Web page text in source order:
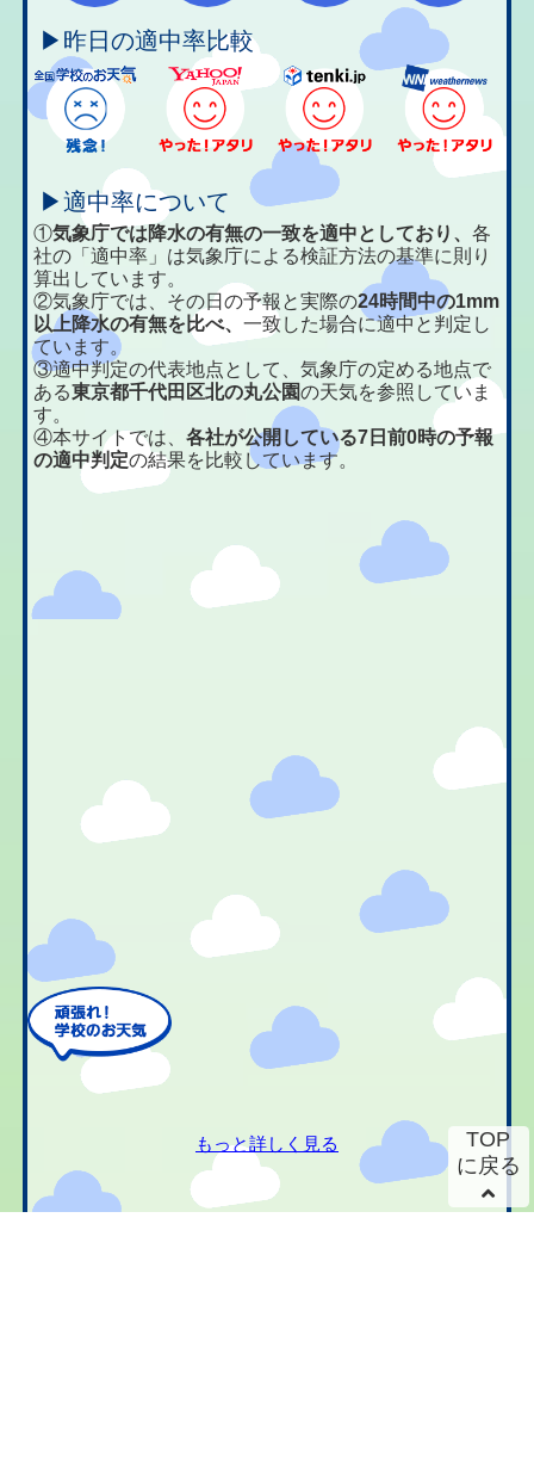
▶昨日の適中率比較
▶適中率について
①気象庁では降水の有無の一致を適中としており、各
社の「適中率」は気象庁による検証方法の基準に則り
算出しています。
②気象庁では、その日の予報と実際の24時間中の1mm
以上降水の有無を比べ、一致した場合に適中と判定し
ています。
③適中判定の代表地点として、気象庁の定める地点で
ある東京都千代田区北の丸公園の天気を参照していま
す。
④本サイトでは、各社が公開している7日前0時の予報
の適中判定の結果を比較しています。
もっと詳しく見る
TOP
に戻る